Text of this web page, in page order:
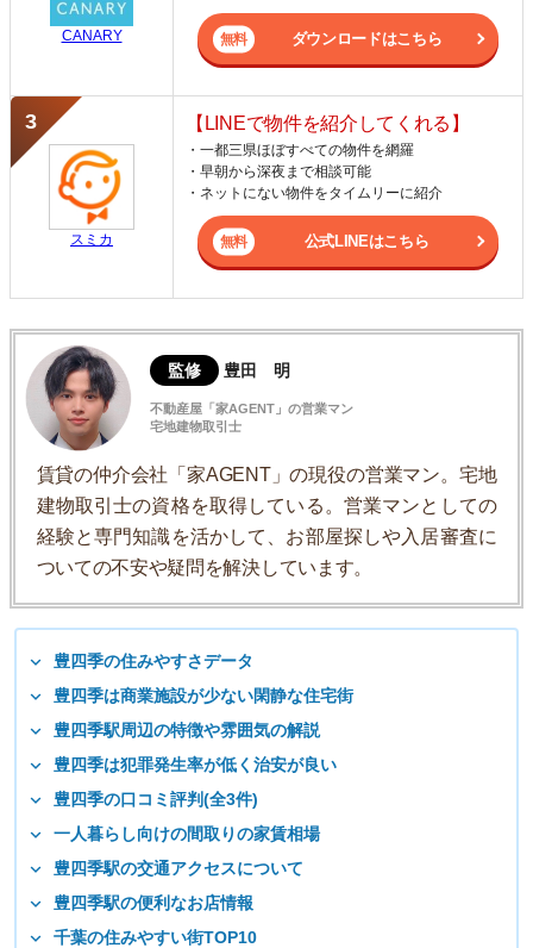
CANARY ダウンロードはこちら
スミカ
【LINEで物件を紹介してくれる】
・一都三県ほぼすべての物件を網羅
・早朝から深夜まで相談可能
・ネットにない物件をタイムリーに紹介
公式LINEはこちら
監修 豊田 明
不動産屋「家AGENT」の営業マン
宅地建物取引士
賃貸の仲介会社「家AGENT」の現役の営業マン。宅地
建物取引士の資格を取得している。営業マンとしての
経験と専門知識を活かして、お部屋探しや入居審査に
ついての不安や疑問を解決しています。
豊四季の住みやすさデータ
豊四季は商業施設が少ない閑静な住宅街
豊四季駅周辺の特徴や雰囲気の解説
豊四季は犯罪発生率が低く治安が良い
豊四季の口コミ評判(全3件)
一人暮らし向けの間取りの家賃相場
豊四季駅の交通アクセスについて
豊四季駅の便利なお店情報
千葉の住みやすい街TOP10